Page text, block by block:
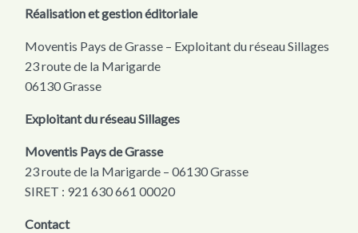
Réalisation et gestion éditoriale
Moventis Pays de Grasse – Exploitant du réseau Sillages
23 route de la Marigarde
06130 Grasse
Exploitant du réseau Sillages
Moventis Pays de Grasse
23 route de la Marigarde – 06130 Grasse
SIRET : 921 630 661 00020
Contact